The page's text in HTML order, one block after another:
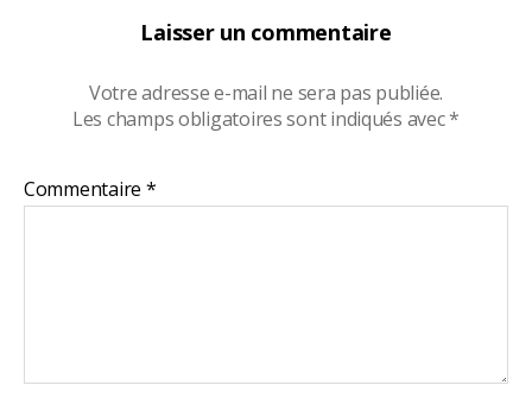
Laisser un commentaire
Votre adresse e-mail ne sera pas publiée.
Les champs obligatoires sont indiqués avec*
Commentaire *